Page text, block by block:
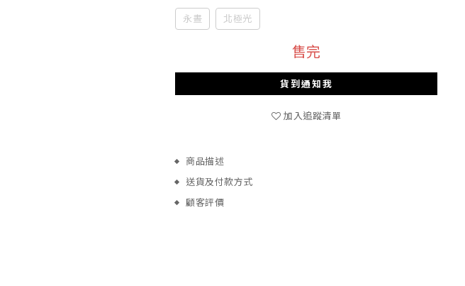
永晝 北極光
售完
貨到通知我
加入追蹤清單
商品描述
送貨及付款方式
顧客評價